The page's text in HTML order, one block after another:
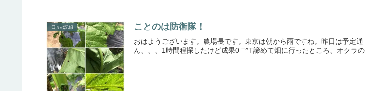
日々の記録 ことのは防衛隊！
おはようございます。農場長です。東京は朝から雨ですね。昨日は予定
ん、、、1時間程探したけど成果0 T^T諦めて畑に行ったところ、オクラ